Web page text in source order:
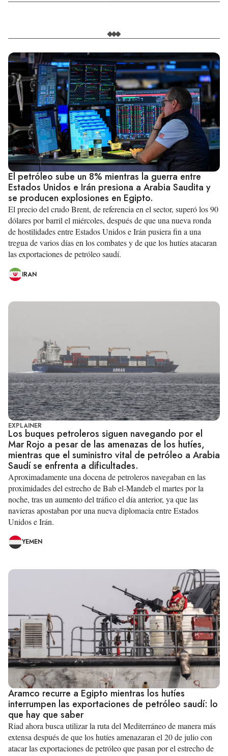
El petróleo sube un 8% mientras la guerra entre
Estados Unidos e Irán presiona a Arabia Saudita y
se producen explosiones en Egipto.
El precio del crudo Brent, de referencia en el sector, superó los 90
dólares por barril el miércoles, después de que una nueva ronda
de hostilidades entre Estados Unidos e Irán pusiera fin a una
tregua de varios días en los combates y de que los hutíes atacaran
las exportaciones de petróleo saudí.
IRAN
EXPLAINER
Los buques petroleros siguen navegando por el
Mar Rojo a pesar de las amenazas de los hutíes,
mientras que el suministro vital de petróleo a Arabia
Saudí se enfrenta a dificultades.
Aproximadamente una docena de petroleros navegaban en las
proximidades del estrecho de Bab el-Mandeb el martes por la
noche, tras un aumento del tráfico el día anterior, ya que las
navieras apostaban por una nueva diplomacia entre Estados
Unidos e Irán.
YEMEN
Aramco recurre a Egipto mientras los hutíes
interrumpen las exportaciones de petróleo saudí: lo
que hay que saber
Riad ahora busca utilizar la ruta del Mediterráneo de manera más
extensa después de que los hutíes amenazaran el 20 de julio con
atacar las exportaciones de petróleo que pasan por el estrecho de